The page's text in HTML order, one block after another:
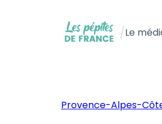
/Le
Provence-Alpes-